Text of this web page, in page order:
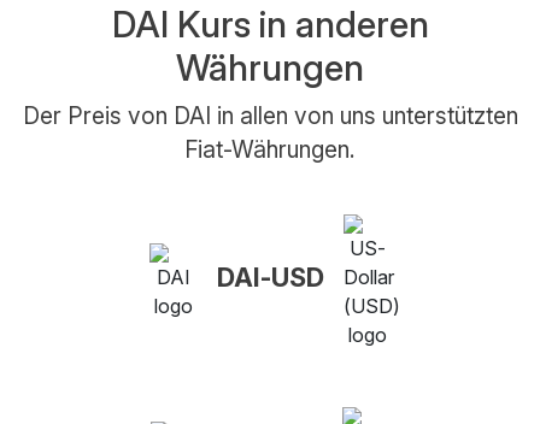
DAI Kurs in anderen
Währungen
Der Preis von DAI in allen von uns unterstützten
Fiat-Währungen.
DAI-USD